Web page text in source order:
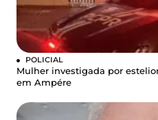
POLICIAL
Mulher investigada por
em Ampére